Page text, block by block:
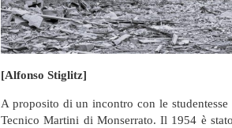
[Alfonso Stiglitz]
A proposito di un incontro con le
Tecnico Martini di Monserrato. Il 1954 è